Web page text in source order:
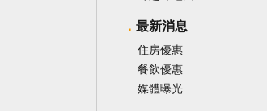
最新消息
住房優惠
餐飲優惠
媒體曝光